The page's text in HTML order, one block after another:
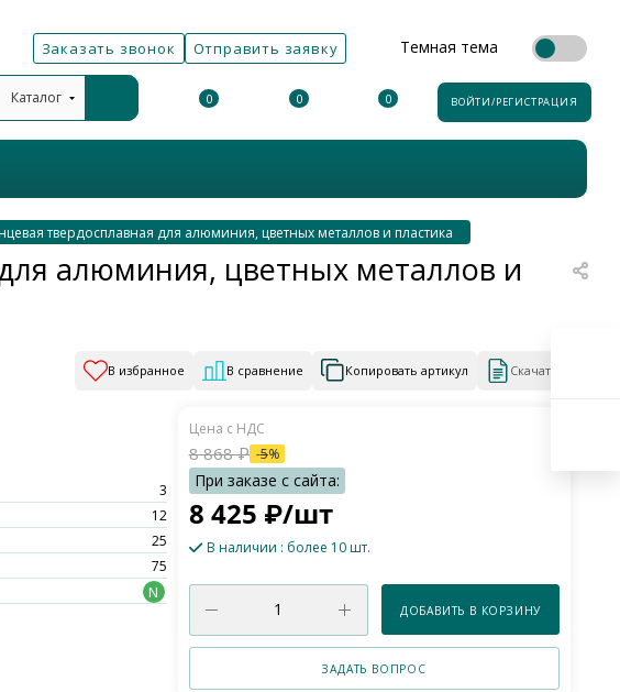
Заказать звонок Отправить заявку Темная тема
Каталог 0 0 0 ВОЙТИ/РЕГИСТРАЦИЯ
алюминия, цветных металлов и
твердосплавная для алюминия, цветных металлов и пластика
В избранное В сравнение Копировать артикул Скачать КП
3
12
25
75
N
8 425 ₽/шт
8 868₽ -5%
В наличии : более 10 шт.
ДОБАВИТЬ В КОРЗИНУ
ЗАДАТЬ ВОПРОС